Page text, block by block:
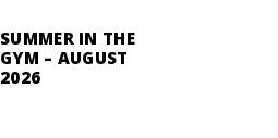
SUMMER IN THE
GYM – AUGUST
2026